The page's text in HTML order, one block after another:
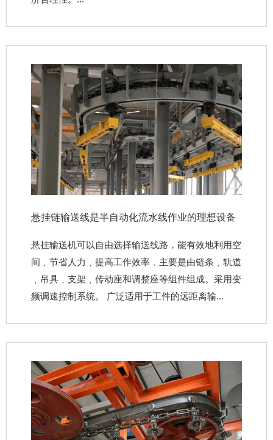
悬挂链输送线是半自动化流水线作业的理想设备
悬挂输送机可以自由选择输送线路，能有效地利用空
间﹑节省人力﹑提高工作效率﹐主要是由链条﹑轨道
﹑吊具﹑支架﹑传动座和调整座等组件组成。采用变
频调速控制系统。 广泛适用于工件的远距离输...